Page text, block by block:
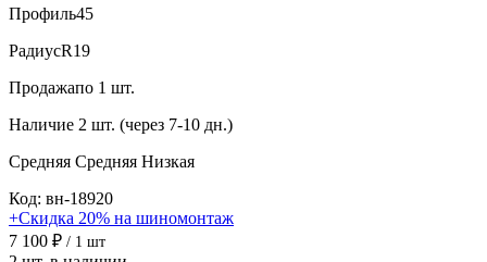
Профиль45
РадиусR19
Продажапо 1 шт.
Наличие 2 шт. (через 7-10 дн.)
Средняя Средняя Низкая
Код: вн-18920
+Скидка 20% на шиномонтаж
7 100 ₽ / 1 шт